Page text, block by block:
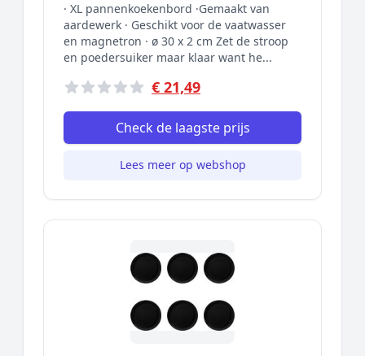
· XL pannenkoekenbord ·Gemaakt van
aardewerk · Geschikt voor de vaatwasser
en magnetron · ø 30 x 2 cm Zet de stroop
en poedersuiker maar klaar want he...
€ 21,49
Check de laagste prijs
Lees meer op webshop